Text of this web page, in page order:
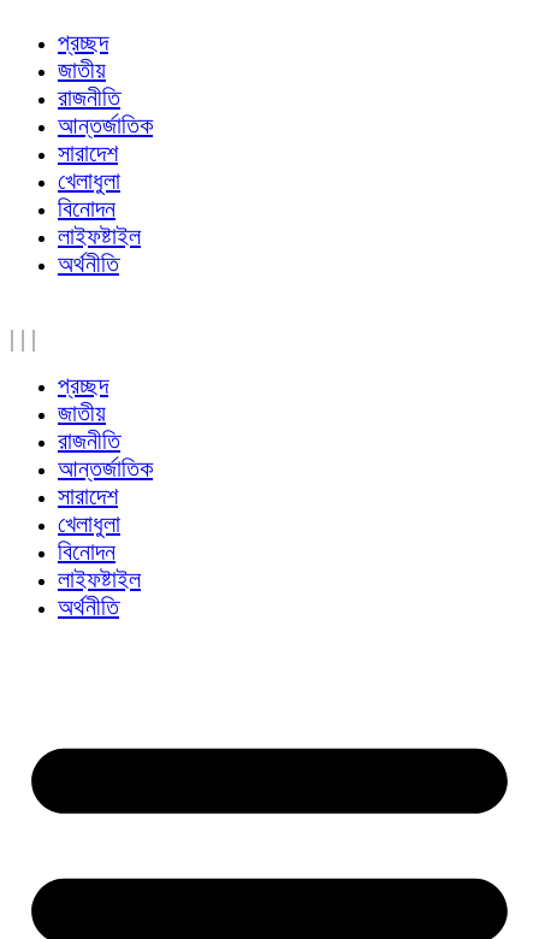
প্রচ্ছদ
জাতীয়
রাজনীতি
আন্তর্জাতিক
সারাদেশ
খেলাধুলা
বিনোদন
লাইফষ্টাইল
অর্থনীতি
| | |
প্রচ্ছদ
জাতীয়
রাজনীতি
আন্তর্জাতিক
সারাদেশ
খেলাধুলা
বিনোদন
লাইফষ্টাইল
অর্থনীতি